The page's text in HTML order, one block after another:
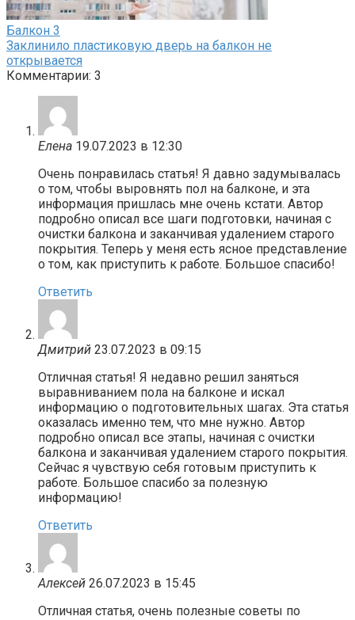
Балкон 3
Заклинило пластиковую дверь на балкон не
открывается
Комментарии: 3
Елена 19.07.2023 в 12:30
Очень понравилась статья! Я давно задумывалась
о том, чтобы выровнять пол на балконе, и эта
информация пришлась мне очень кстати. Автор
подробно описал все шаги подготовки, начиная с
очистки балкона и заканчивая удалением старого
покрытия. Теперь у меня есть ясное представление
о том, как приступить к работе. Большое спасибо!
Ответить
Дмитрий 23.07.2023 в 09:15
Отличная статья! Я недавно решил заняться
выравниванием пола на балконе и искал
информацию о подготовительных шагах. Эта статья
оказалась именно тем, что мне нужно. Автор
подробно описал все этапы, начиная с очистки
балкона и заканчивая удалением старого покрытия.
Сейчас я чувствую себя готовым приступить к
работе. Большое спасибо за полезную
информацию!
Ответить
Алексей 26.07.2023 в 15:45
Отличная статья, очень полезные советы по